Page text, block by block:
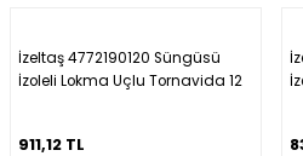
İzeltaş 4772190120 Süngüsü
İzoleli Lokma Uçlu Tornavida 12
911,12 TL